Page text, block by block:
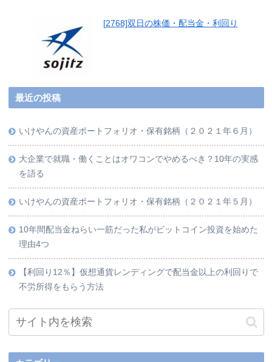
[2768]双日の株価・配当金・利回り
最近の投稿
いけやんの資産ポートフォリオ・保有銘柄（２０２１年６月）
大企業で就職・働くことはオワコンでやめるべき？10年の実感
を語る
いけやんの資産ポートフォリオ・保有銘柄（２０２１年５月）
10年間配当金ねらい一筋だった私がビットコイン投資を始めた
理由4つ
【利回り12％】仮想通貨レンディングで配当金以上の利回りで
不労所得をもらう方法